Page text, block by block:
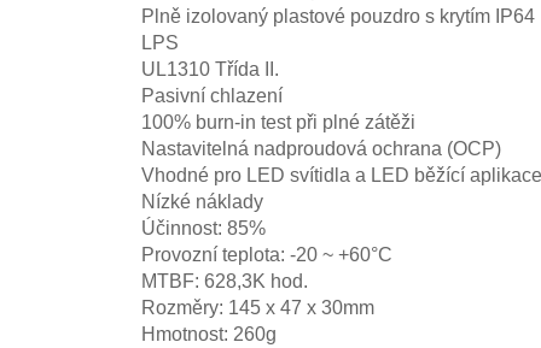
Plně izolovaný plastové pouzdro s krytím IP64
LPS
UL1310 Třída II.
Pasivní chlazení
100% burn-in test při plné zátěži
Nastavitelná nadproudová ochrana (OCP)
Vhodné pro LED svítidla a LED běžící aplikace
Nízké náklady
Účinnost: 85%
Provozní teplota: -20 ~ +60°C
MTBF: 628,3K hod.
Rozměry: 145 x 47 x 30mm
Hmotnost: 260g